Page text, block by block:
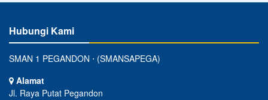
Hubungi Kami
SMAN 1 PEGANDON ⋅ (SMANSAPEGA)
Alamat
Jl. Raya Putat Pegandon